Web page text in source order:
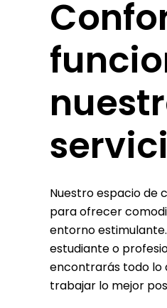
Nuestro espacio de
para ofrecer
entorno estimulante.
estudiante o
encontrarás todo lo
trabajar lo mejor